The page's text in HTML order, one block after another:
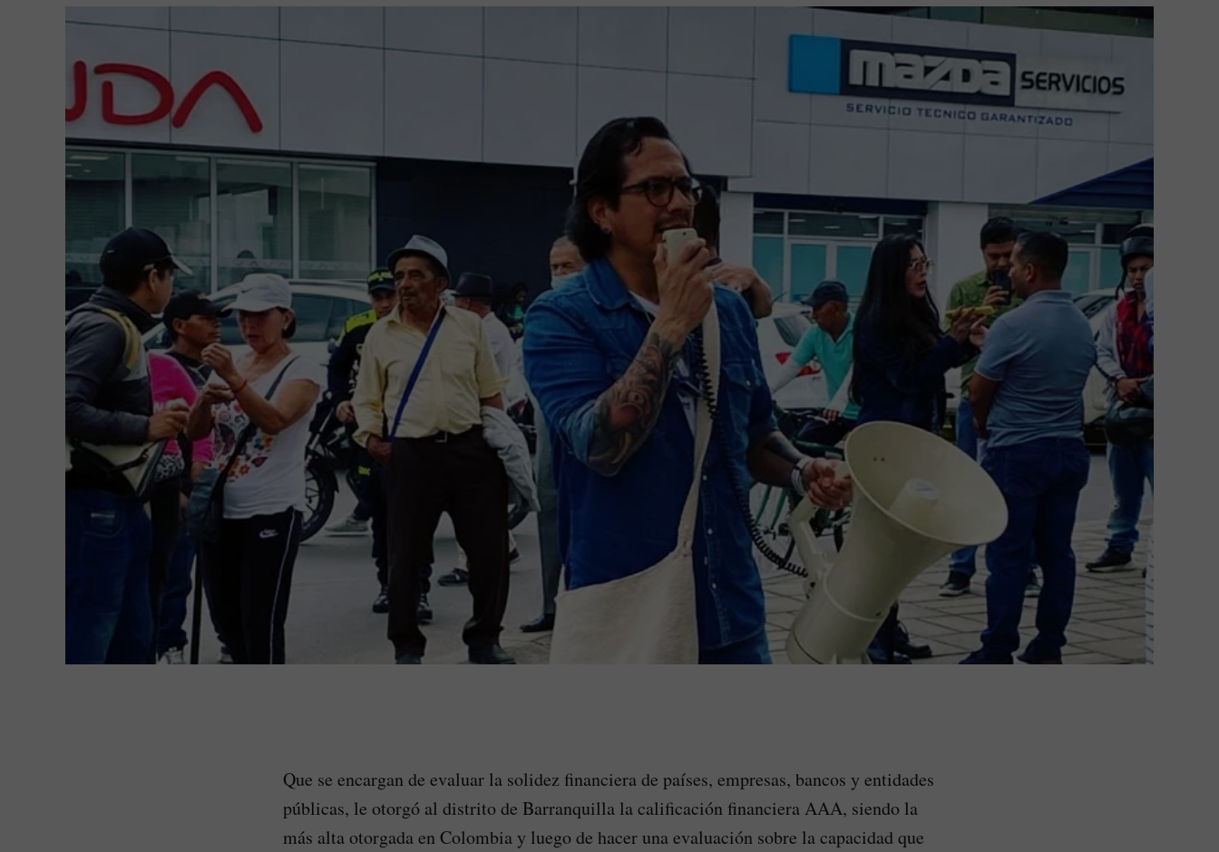
Que se encargan de evaluar la solidez financiera de países, empresas, bancos y entidades
públicas, le otorgó al distrito de Barranquilla la calificación financiera AAA, siendo la
más alta otorgada en Colombia y luego de hacer una evaluación sobre la capacidad que